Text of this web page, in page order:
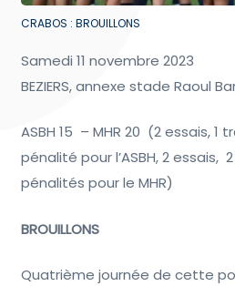
CRABOS : BROUILLONS
Samedi 11 novembre 2023
BEZIERS, annexe stade Raoul
ASBH 15 – MHR 20 (2 essais, 1
pénalité pour l’ASBH, 2
pénalités pour le MHR)
BROUILLONS
Quatrième journée de cette